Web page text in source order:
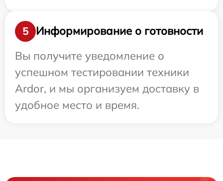
5
Информирование о готовности
Вы получите уведомление о
успешном тестировании техники
Ardor, и мы организуем доставку в
удобное место и время.